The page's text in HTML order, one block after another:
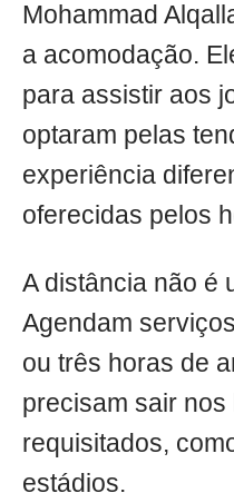
Mohammad
a acomodação.
para assistir aos
optaram pelas
experiência
oferecidas pelos
A distância não é
Agendam
ou três horas de
precisam sair
requisitados,
estádios.